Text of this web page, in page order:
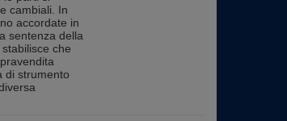
cambiali. In
accordate in
sentenza della
che
di strumento